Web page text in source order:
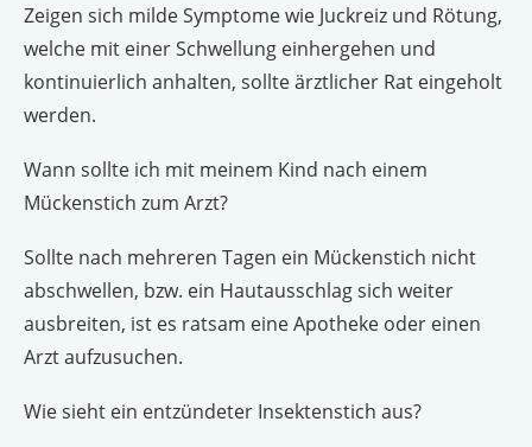
Zeigen sich milde Symptome wie Juckreiz und Rötung,
welche mit einer Schwellung einhergehen und
kontinuierlich anhalten, sollte ärztlicher Rat eingeholt
werden.
Wann sollte ich mit meinem Kind nach einem
Mückenstich zum Arzt?
Sollte nach mehreren Tagen ein Mückenstich nicht
abschwellen, bzw. ein Hautausschlag sich weiter
ausbreiten, ist es ratsam eine Apotheke oder einen
Arzt aufzusuchen.
Wie sieht ein entzündeter Insektenstich aus?